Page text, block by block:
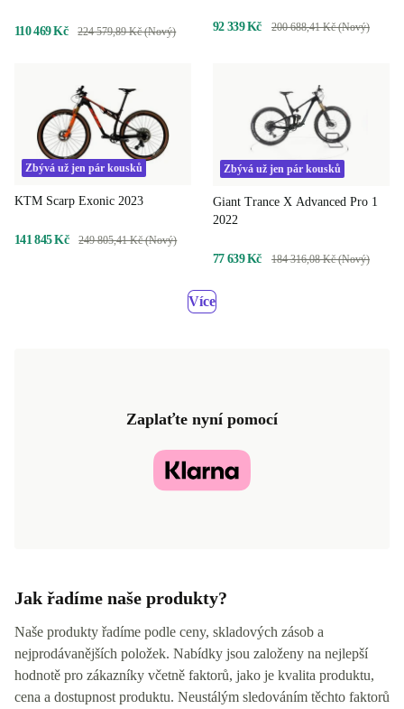
110 469 Kč 224 579,89 Kč (Nový) 92 339 Kč 200 688,41 Kč (Nový)
Zbývá už jen pár kousků
KTM Scarp Exonic 2023
141 845 Kč 249 805,41 Kč (Nový)
Zbývá už jen pár kousků
Giant Trance X Advanced Pro 1
2022
77 639 Kč 184 316,08 Kč (Nový)
Více
Zaplaťte nyní pomocí
Jak řadíme naše produkty?
Naše produkty řadíme podle ceny, skladových zásob a
nejprodávanějších položek. Nabídky jsou založeny na nejlepší
hodnotě pro zákazníky včetně faktorů, jako je kvalita produktu,
cena a dostupnost produktu. Neustálým sledováním těchto faktorů